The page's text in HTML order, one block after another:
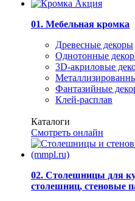
01. Мебельная кромка
Древесные декоры
Однотонные
3D-акриловые
Фантазийные
Клей-расплав
Каталоги
Смотреть онлайн
02. Столешницы для
столешниц, стеновые